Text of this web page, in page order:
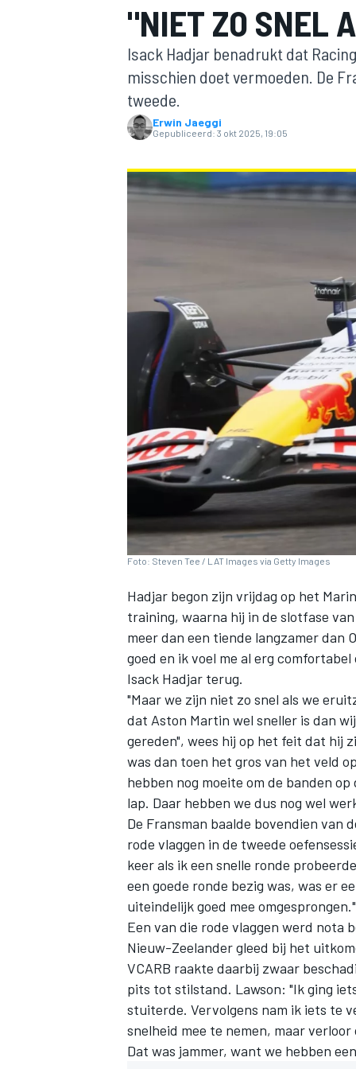
MOTOGP
WEC DTM
"NIET ZO SNEL
Isack Hadjar benadrukt dat
misschien doet vermoeden. De
tweede.
Erwin Jaeggi
Gepubliceerd: 3 okt 2025, 19:05
Foto: Steven Tee / LAT Images via Getty Images
Hadjar begon zijn vrijdag op het
training, waarna hij in de slotfase
meer dan een tiende langzamer dan
goed en ik voel me al erg
Isack Hadjar terug.
"Maar we zijn niet zo snel als we
dat Aston Martin wel sneller is dan
gereden", wees hij op het feit dat hij
was dan toen het gros van het veld
hebben nog moeite om de banden
lap. Daar hebben we dus nog wel
De Fransman baalde bovendien van
rode vlaggen in de tweede
keer als ik een snelle ronde
een goede ronde bezig was, was er
uiteindelijk goed mee omgesprongen."
Een van die rode vlaggen werd nota
Nieuw-Zeelander gleed bij het
VCARB raakte daarbij zwaar
pits tot stilstand. Lawson: "Ik ging
stuiterde. Vervolgens nam ik iets te
snelheid mee te nemen, maar
Dat was jammer, want we hebben